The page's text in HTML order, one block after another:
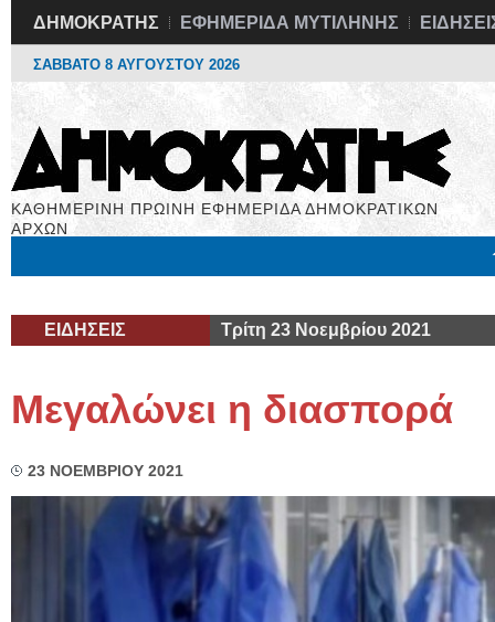
ΔΗΜΟΚΡΑΤΗΣ ΕΦΗΜΕΡΙΔΑ ΜΥΤΙΛΗΝΗΣ
ΣΑΒΒΑΤΟ 8 ΑΥΓΟΥΣΤΟΥ 2026
ΚΑΘΗΜΕΡΙΝΗ ΠΡΩΙΝΗ ΕΦΗΜΕΡΙΔΑ ΔΗΜΟΚΡΑΤΙΚΩΝ
ΑΡΧΩΝ
ΕΙΔΗΣΕΙΣ Τρίτη 23 Νοεμβρίου 2021
Μεγαλώνει η διασπορά
23 ΝΟΕΜΒΡΙΟΥ 2021